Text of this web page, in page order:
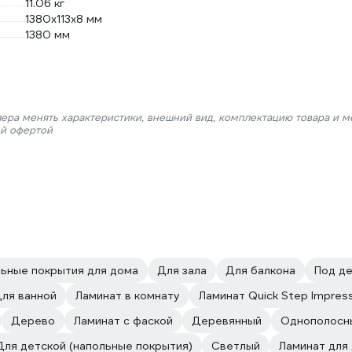
11.06 кг
1380х113х8 мм
1380 мм
менять характеристики, внешний вид, комплектацию товара и
офертой
покрытия для дома Для зала Для балкона
Под
ванной
Ламинат в комнату
Ламинат Quick Step
Дерево
Ламинат с фаской Деревянный
детской (напольные покрытия)
Светлый Ламинат для